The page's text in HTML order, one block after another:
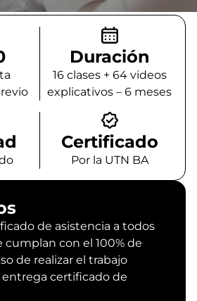
Duración
16 clases + 64 videos
explicativos – 6 meses
Certificado
Por la UTN BA
de asistencia a todos
cumplan con el 100% de
de realizar el trabajo
entrega certificado de